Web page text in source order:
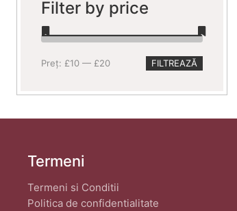
Filter by price
Preț
Preț
FILTREAZĂ
Preț: £10 — £20
Termeni
Termeni si Conditii
Politica de confidentialitate